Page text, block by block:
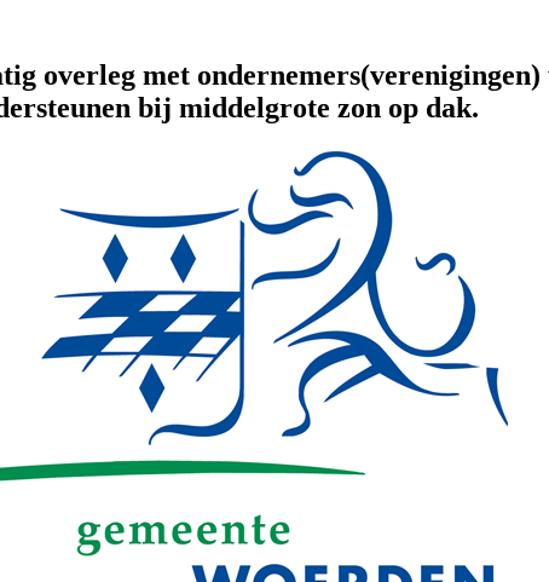
overleg met
bij middelgrote zon op dak.